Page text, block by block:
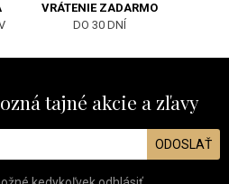
VRÁTENIE ZADARMO
DO 30 DNÍ
tajné akcie a zľavy
ODOSLAŤ